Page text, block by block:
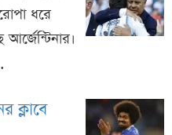
ধরে
ক্লাবে